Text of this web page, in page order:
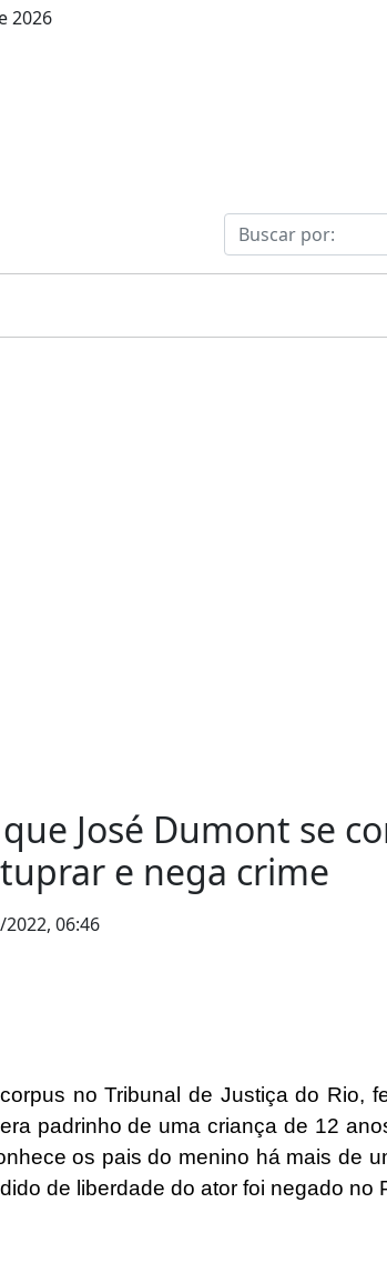
2026
José Dumont se
e nega crime
06:46
no Tribunal de Justiça do Rio,
padrinho de uma criança de 12
os pais do menino há mais de
de liberdade do ator foi negado